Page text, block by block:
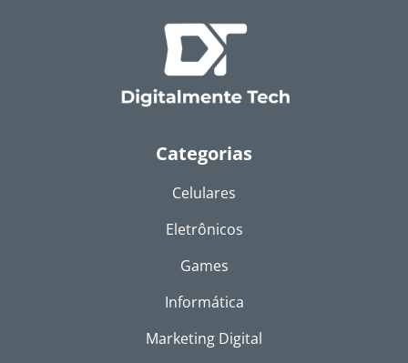
Categorias
Celulares
Eletrônicos
Games
Informática
Marketing Digital